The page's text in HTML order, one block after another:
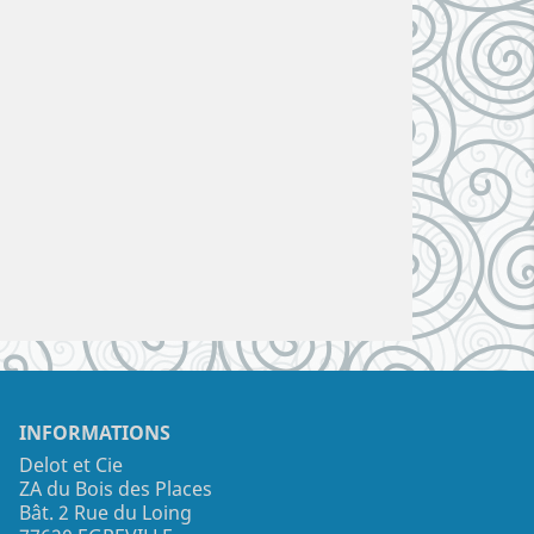
INFORMATIONS
Delot et Cie
ZA du Bois des Places
Bât. 2 Rue du Loing